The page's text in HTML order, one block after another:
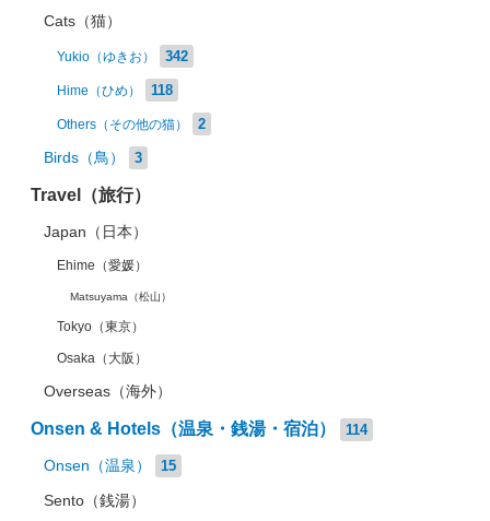
Cats（猫）
Yukio（ゆきお） 342
Hime（ひめ） 118
Others（その他の猫） 2
Birds（鳥） 3
Travel（旅行）
Japan（日本）
Ehime（愛媛）
Matsuyama（松山）
Tokyo（東京）
Osaka（大阪）
Overseas（海外）
Onsen & Hotels（温泉・銭湯・宿泊） 114
Onsen（温泉） 15
Sento（銭湯）